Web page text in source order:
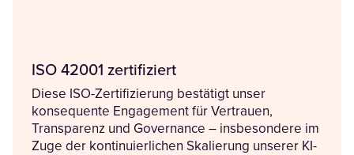
ISO 42001 zertifiziert
Diese ISO-Zertifizierung bestätigt unser
konsequente Engagement für Vertrauen,
Transparenz und Governance – insbesondere im
Zuge der kontinuierlichen Skalierung unserer KI-